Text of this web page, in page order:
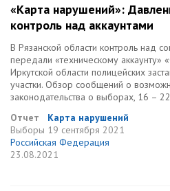
«Карта нарушений»:
контроль над аккаунтами
В Рязанской области контроль над
передали «техническому аккаунту»
Иркутской области полицейских
участки. Обзор сообщений о
законодательства о выборах, 16 – 22
Отчет
Карта нарушений
Выборы 19 сентября 2021
Российская Федерация
23.08.2021